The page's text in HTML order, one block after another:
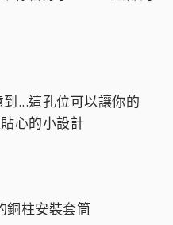
...這孔位可以讓你的
心的小設計
銅柱安裝套筒